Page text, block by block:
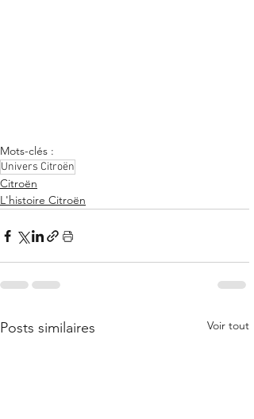
Mots-clés :
Univers Citroën
Citroën
L'histoire Citroën
Posts similaires Voir tout